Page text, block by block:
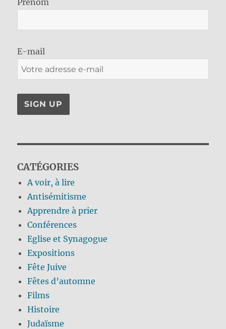
E-mail
CATÉGORIES
A voir, à lire
Antisémitisme
Apprendre à prier
Conférences
Eglise et Synagogue
Expositions
Fête Juive
Fêtes d’automne
Films
Histoire
Judaïsme